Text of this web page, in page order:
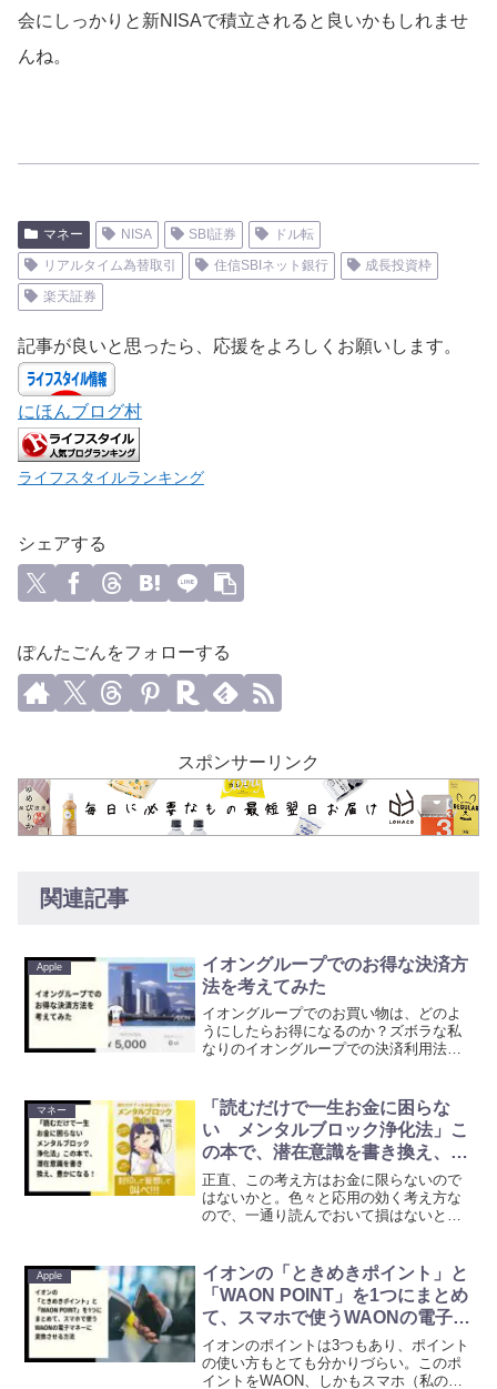
会にしっかりと新NISAで積立されると良いかもしれませ
んね。
マネー NISA SBI証券
ドル転
リアルタイム為替取引
住信SBIネット銀行
成長投資枠
楽天証券
記事が良いと思ったら、応援をよろしくお願いします。
にほんブログ村
ライフスタイルランキング
シェアする
ぽんたごんをフォローする
スポンサーリンク
関連記事
Apple
イオングループでのお得な決済方
法を考えてみた
イオングループでのお買い物は、どのよ
うにしたらお得になるのか？ズボラな私
なりのイオングループでの決済利用法を
マネー
「読むだけで一生お金に困らな
い メンタルブロック浄化法」こ
の本で、潜在意識を書き換え、豊
かになる！
正直、この考え方はお金に限らないので
はないかと。色々と応用の効く考え方な
ので、一通り読んでおいて損はないと思
Apple
イオンの「ときめきポイント」と
「WAON POINT」を1つにまとめ
て、スマホで使うWAONの電子マ
ネーに変換させる方法
イオンのポイントは3つもあり、ポイント
の使い方もとても分かりづらい。このポ
イントをWAON、しかもスマホ（私の場